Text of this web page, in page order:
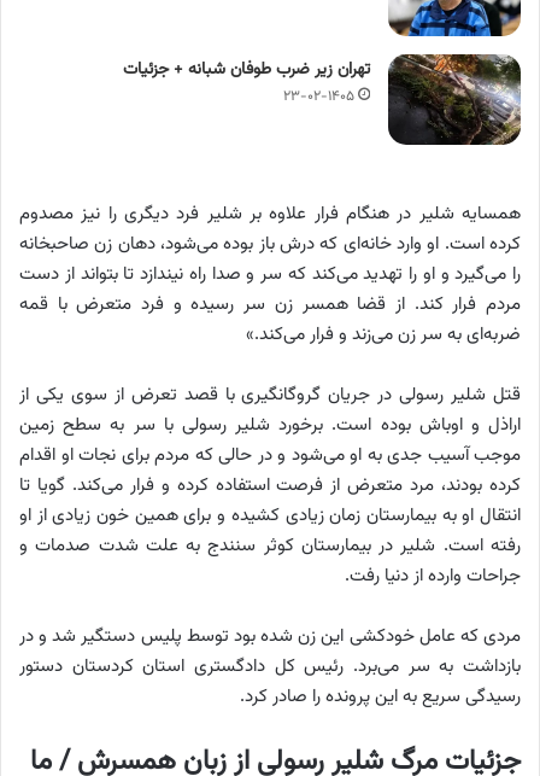
تهران زیر ضرب طوفان شبانه + جزئیات
۲۳-۰۲-۱۴۰۵
همسایه شلیر در هنگام فرار علاوه بر شلیر فرد دیگری را نیز مصدوم
کرده است. او وارد خانه‌ای که درش باز بوده می‌شود، دهان زن صاحبخانه
را می‌گیرد و او را تهدید می‌کند که سر و صدا راه نیندازد تا بتواند از دست
مردم فرار کند. از قضا همسر زن سر رسیده و فرد متعرض با قمه
ضربه‌ای به سر زن می‌زند و فرار می‌کند.»
قتل شلیر رسولی در جریان گروگانگیری با قصد تعرض از سوی یکی از
اراذل و اوباش بوده است. برخورد شلیر رسولی با سر به سطح زمین
موجب آسیب جدی به او می‌شود و در حالی که مردم برای نجات او اقدام
کرده بودند، مرد متعرض از فرصت استفاده کرده و فرار می‌کند. گویا تا
انتقال او به بیمارستان زمان زیادی کشیده و برای همین خون زیادی از او
رفته است. شلیر در بیمارستان کوثر سنندج به علت شدت صدمات و
جراحات وارده از دنیا رفت.
مردی که عامل خودکشی این زن شده بود توسط پلیس دستگیر شد و در
بازداشت به سر می‌برد. رئیس کل دادگستری استان کردستان دستور
رسیدگی سریع به این پرونده را صادر کرد.
جزئیات مرگ شلیر رسولی از زبان همسرش / ما